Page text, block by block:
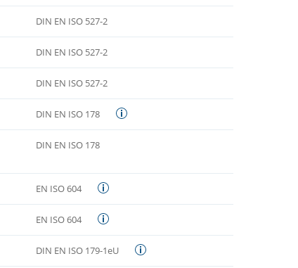
DIN EN ISO 527-2
DIN EN ISO 527-2
DIN EN ISO 527-2
DIN EN ISO 178
DIN EN ISO 178
EN ISO 604
EN ISO 604
DIN EN ISO 179-1eU